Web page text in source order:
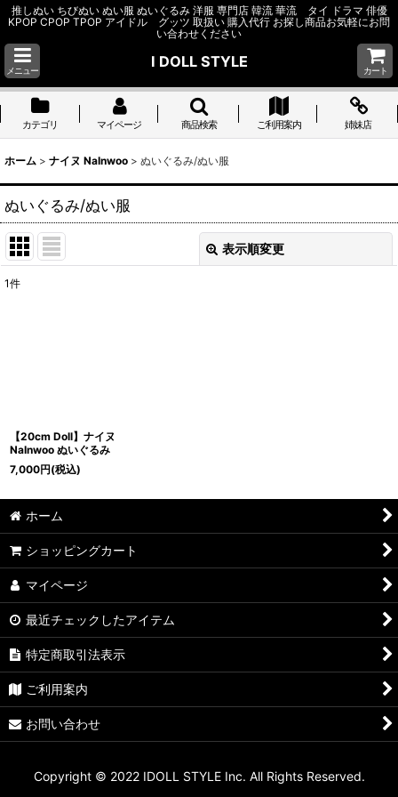
推しぬい ちびぬい ぬい服 ぬいぐるみ 洋服 専門店 韓流 華流 タイ ドラマ 俳優
KPOP CPOP TPOP アイドル グッツ 取扱い 購入代行 お探し商品お気軽にお問
い合わせください
メニュー
I DOLL STYLE
カート
カテゴリ マイページ 商品検索 ご利用案内 姉妹店
ホーム > ナイヌ NaInwoo > ぬいぐるみ/ぬい服
ぬいぐるみ/ぬい服
表示順変更
1件
【20cm Doll】ナイヌ
NaInwoo ぬいぐるみ
7,000円(税込)
ホーム
ショッピングカート
マイページ
最近チェックしたアイテム
特定商取引法表示
ご利用案内
お問い合わせ
Copyright © 2022 IDOLL STYLE Inc. All Rights Reserved.